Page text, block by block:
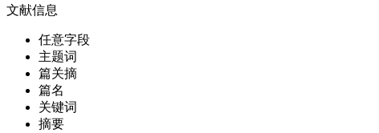
文献信息
任意字段
主题词
篇关摘
篇名
关键词
摘要